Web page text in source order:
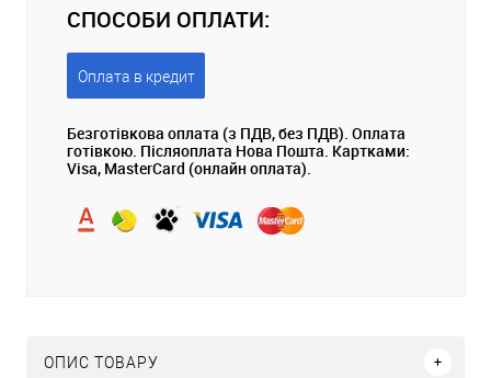
СПОСОБИ ОПЛАТИ:
Оплата в кредит
Безготівкова оплата (з ПДВ, без ПДВ). Оплата
готівкою. Післяоплата Нова Пошта. Картками:
Visa, MasterCard (онлайн оплата).
ОПИС ТОВАРУ